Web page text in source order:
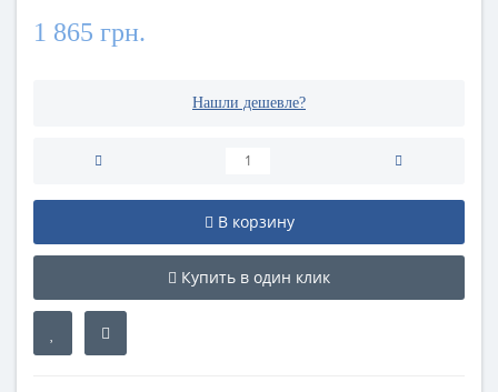
1 865 грн.
Нашли дешевле?
В корзину
Купить в один клик